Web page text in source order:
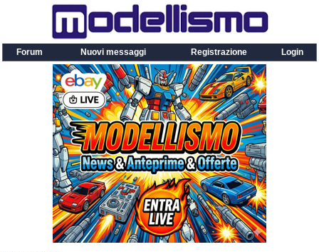
Forum Nuovi messaggi Registrazione Login